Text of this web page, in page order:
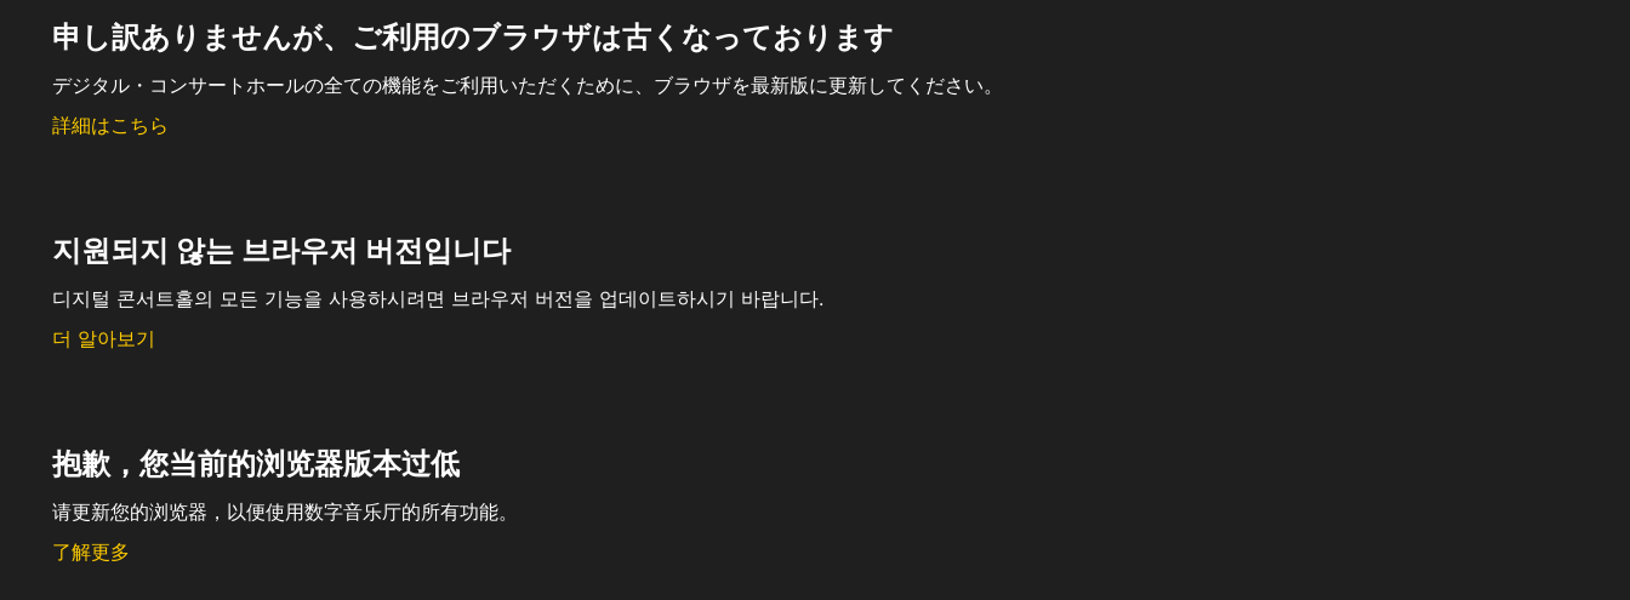
申し訳ありませんが、ご利用のブラウザは古くなっております
デジタル・コンサートホールの全ての機能をご利用いただくために、ブラウザを最新版に更新してください。
詳細はこちら
지원되지 않는 브라우저 버전입니다
디지털 콘서트홀의 모든 기능을 사용하시려면 브라우저 버전을 업데이트하시기 바랍니다.
더 알아보기
抱歉，您当前的浏览器版本过低
请更新您的浏览器，以便使用数字音乐厅的所有功能。
了解更多